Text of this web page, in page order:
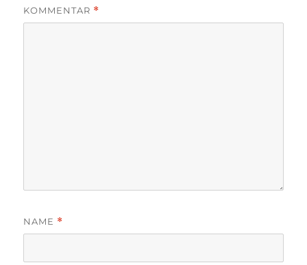
KOMMENTAR *
NAME *